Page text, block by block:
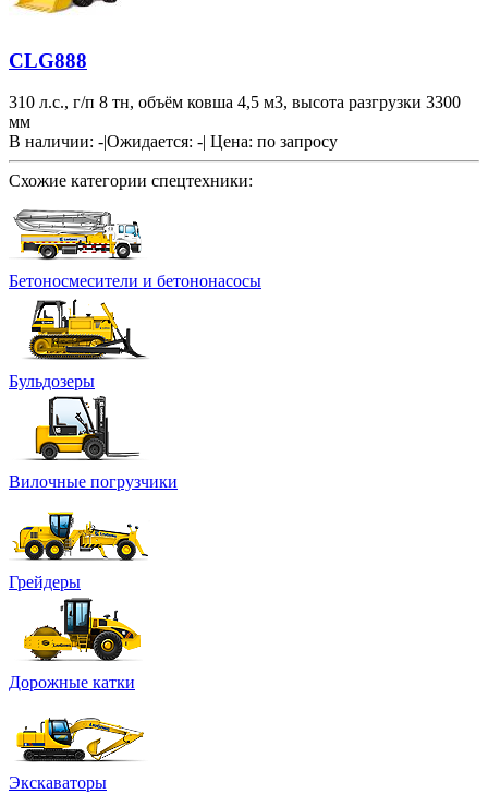
CLG888
310 л.с., г/п 8 тн, объём ковша 4,5 м3, высота разгрузки 3300
мм
В наличии: -Ожидается: - Цена: по запросу
Схожие категории спецтехники:
Бетоносмесители и бетононасосы
Бульдозеры
Вилочные погрузчики
Грейдеры
Дорожные катки
Экскаваторы